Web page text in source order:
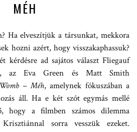
MÉH
Ha elveszítjük a társunkat, mekkora
hozni azért, hogy visszakaphassuk?
kérdésre ad sajátos választ Fliegauf
az Eva Green és Matt Smith
Womb – Méh, amelynek fókuszában a
áll. Ha e két szót egymás mellé
hogy a filmben számos dilemma
sorra vesszük ezeket.